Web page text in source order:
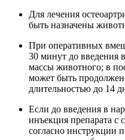
Для лечения
быть назначены
При оперативных
30 минут до введения
массы животного; в
может быть
длительностью до 14
Если до введения в
инъекция препарата с
согласно инструкции